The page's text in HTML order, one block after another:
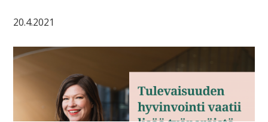
20.4.2021